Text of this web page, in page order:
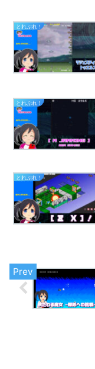
とれぷれ！
とれぷれ！
とれぷれ！